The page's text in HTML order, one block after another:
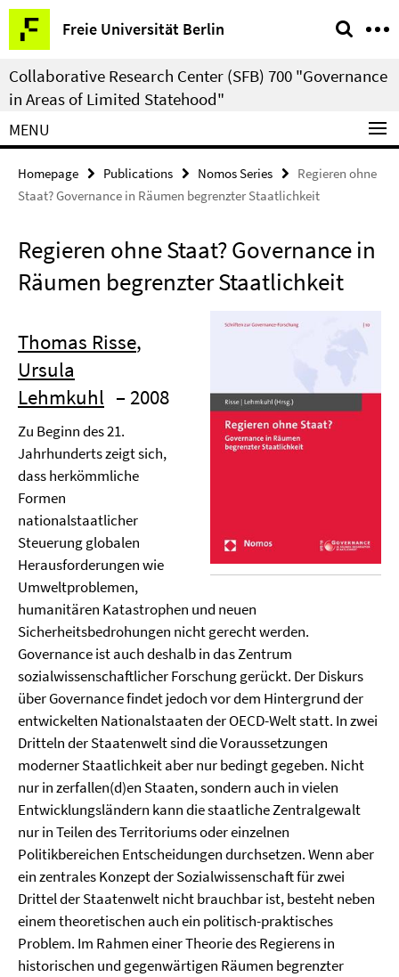
Springe
direkt
zu
Inhalt
Freie Universität Berlin
Service
Navigation
Collaborative Research Center (SFB) 700 "Governance
in Areas of Limited Statehood"
MENU
Homepage Publications Nomos Series
Regieren ohne
Staat? Governance in Räumen begrenzter Staatlichkeit
Regieren ohne Staat? Governance in
Räumen begrenzter Staatlichkeit
Thomas Risse,
Ursula
Lehmkuhl – 2008
Zu Beginn des 21.
Jahrhunderts zeigt sich,
dass herkömmliche
Formen
nationalstaatlicher
Steuerung globalen
Herausforderungen wie
Umweltproblemen,
humanitären Katastrophen und neuen
Sicherheitsbedrohungen nicht gerecht werden.
Governance ist auch deshalb in das Zentrum
sozialwissenschaftlicher Forschung gerückt. Der Diskurs
über Governance findet jedoch vor dem Hintergrund der
entwickelten Nationalstaaten der OECD-Welt statt. In zwei
Dritteln der Staatenwelt sind die Voraussetzungen
moderner Staatlichkeit aber nur bedingt gegeben. Nicht
nur in zerfallen(d)en Staaten, sondern auch in vielen
Entwicklungsländern kann die staatliche Zentralgewalt
nur in Teilen des Territoriums oder einzelnen
Politikbereichen Entscheidungen durchsetzen. Wenn aber
ein zentrales Konzept der Sozialwissenschaft für zwei
Drittel der Staatenwelt nicht brauchbar ist, besteht neben
einem theoretischen auch ein politisch-praktisches
Problem. Im Rahmen einer Theorie des Regierens in
historischen und gegenwärtigen Räumen begrenzter